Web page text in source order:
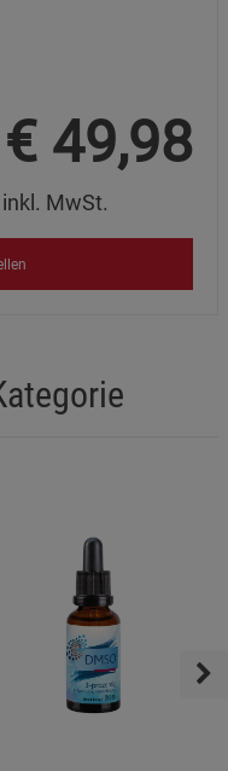
€ 49,98
MwSt.
Impressum